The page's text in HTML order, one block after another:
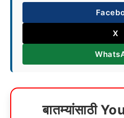
X
बातम्यांसाठी